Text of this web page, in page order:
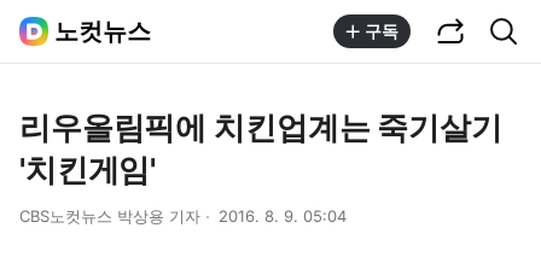
노컷뉴스 구독
리우올림픽에 치킨업계는 죽기살기
'치킨게임'
CBS노컷뉴스 박상용 기자 2016. 8. 9. 05:04